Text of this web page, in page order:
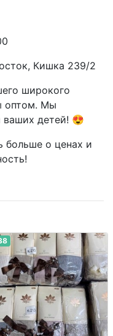
Кишка 239/2
широкого
оптом. Мы
ваших детей! 😍
больше о ценах и